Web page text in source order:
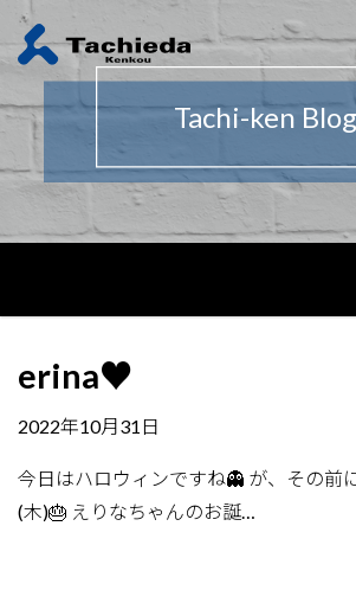
Tachi-ken Blog
erina♥
2022年10月31日
今日はハロウィンですね👻 が、その前
(木)🎂 えりなちゃんのお誕…